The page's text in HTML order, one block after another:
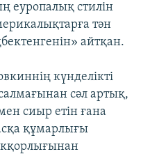
еуропалық стилін
тән
айтқан.
күнделікті
сәл артық,
сиыр етін ғана
құмарлығы